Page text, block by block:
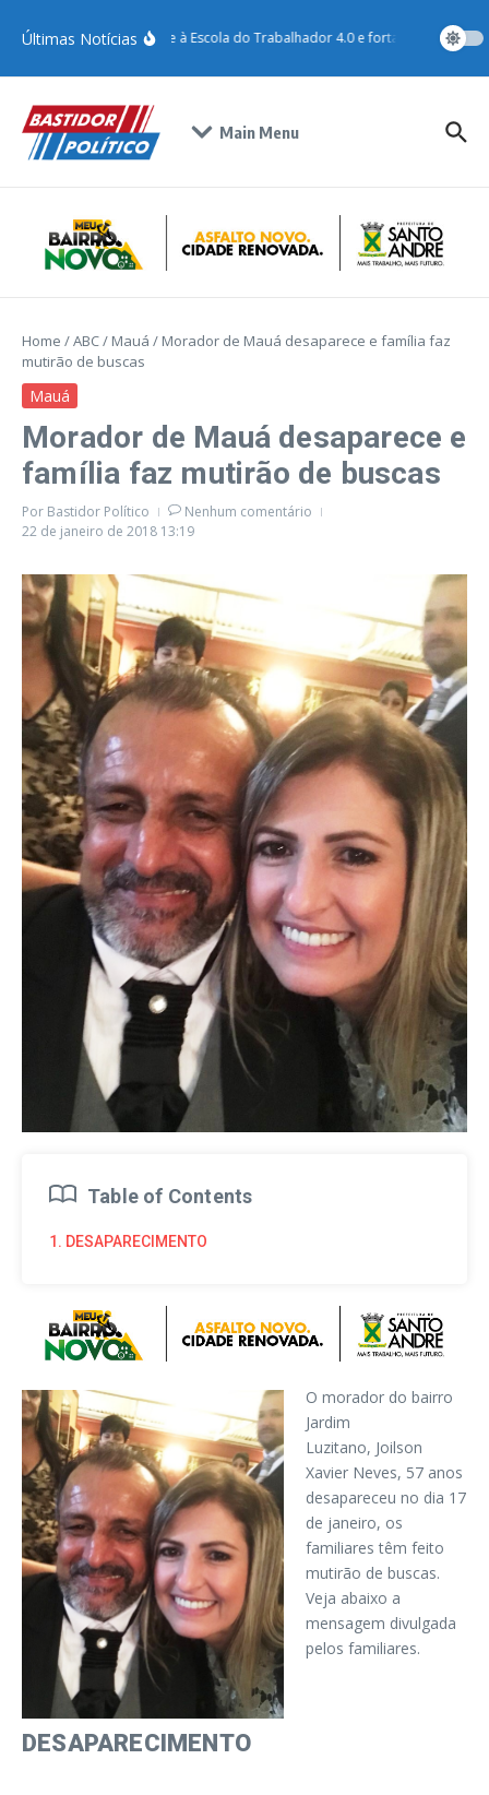
Últimas Notícias
Santo André adere à Escola do Trabalhador 4.0 e fortalece
Main Menu
Home /ABC/ Mauá / Morador de Mauá desaparece e família faz
mutirão de buscas
Mauá
Morador de Mauá desaparece e
família faz mutirão de buscas
Por Bastidor Político
Nenhum comentário
22 de janeiro de 2018 13:19
Table of Contents
1. DESAPARECIMENTO
O morador do bairro
Jardim
Luzitano, Joilson
Xavier Neves, 57 anos
desapareceu no dia 17
de janeiro, os
familiares têm feito
mutirão de buscas.
Veja abaixo a
mensagem divulgada
pelos familiares.
DESAPARECIMENTO